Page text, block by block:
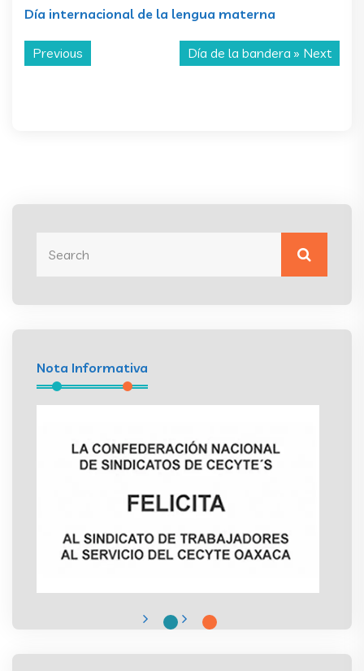
Día internacional de la lengua materna
Previous Día de la bandera » Next
Nota Informativa